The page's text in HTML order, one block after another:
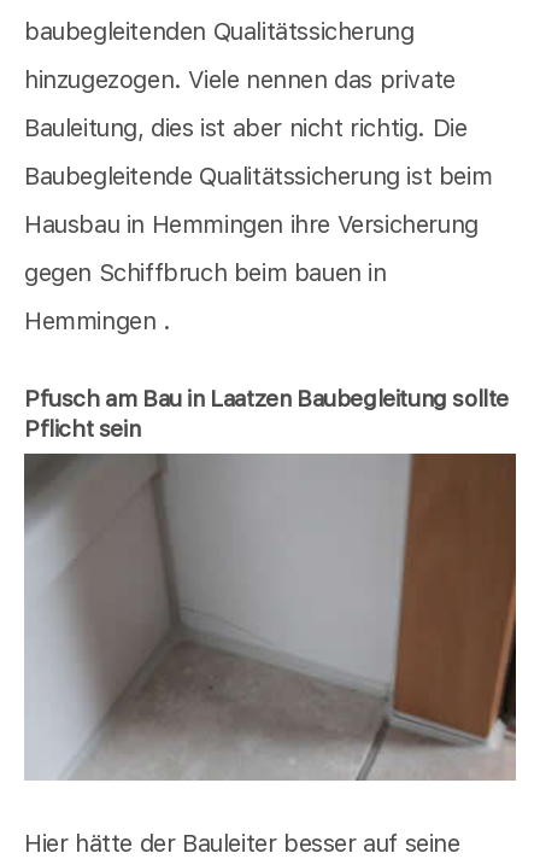
baubegleitenden Qualitätssicherung
hinzugezogen. Viele nennen das private
Bauleitung, dies ist aber nicht richtig. Die
Baubegleitende Qualitätssicherung ist beim
Hausbau in Hemmingen ihre Versicherung
gegen Schiffbruch beim bauen in
Hemmingen .
Pfusch am Bau in Laatzen Baubegleitung sollte
Pflicht sein
Hier hätte der Bauleiter besser auf seine